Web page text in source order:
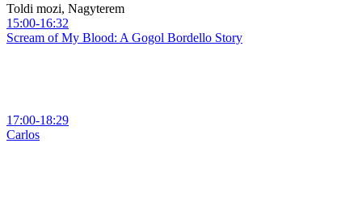
Toldi mozi, Nagyterem
15:00-16:32
Scream of My Blood: A Gogol Bordello Story
17:00-18:29
Carlos